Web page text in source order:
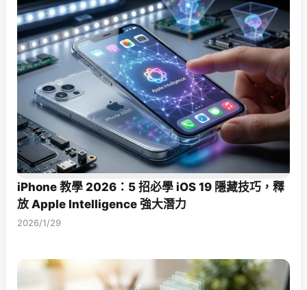
iPhone 教學 2026：5 招必學 iOS 19 隱藏技巧，釋
放 Apple Intelligence 強大潛力
2026/1/29